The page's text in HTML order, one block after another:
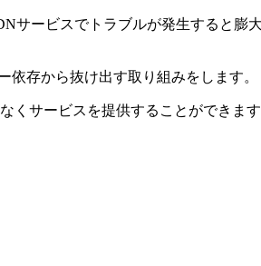
サービスでトラブルが発⽣すると
存から抜け出す取り組みをします。
くサービスを提供することができます